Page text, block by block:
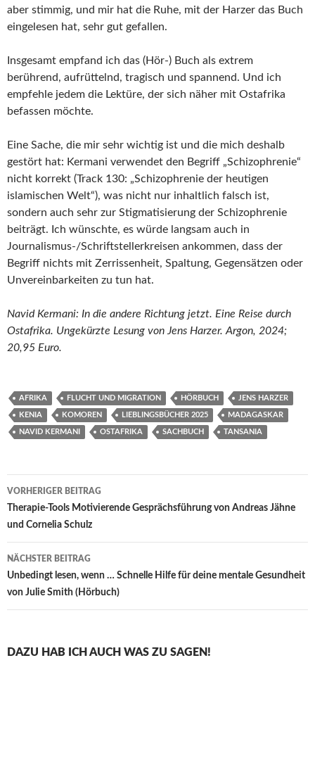
aber stimmig, und mir hat die Ruhe, mit der Harzer das Buch
eingelesen hat, sehr gut gefallen.
Insgesamt empfand ich das (Hör-) Buch als extrem
berührend, aufrüttelnd, tragisch und spannend. Und ich
empfehle jedem die Lektüre, der sich näher mit Ostafrika
befassen möchte.
Eine Sache, die mir sehr wichtig ist und die mich deshalb
gestört hat: Kermani verwendet den Begriff „Schizophrenie“
nicht korrekt (Track 130: „Schizophrenie der heutigen
islamischen Welt“), was nicht nur inhaltlich falsch ist,
sondern auch sehr zur Stigmatisierung der Schizophrenie
beiträgt. Ich wünschte, es würde langsam auch in
Journalismus-/Schriftstellerkreisen ankommen, dass der
Begriff nichts mit Zerrissenheit, Spaltung, Gegensätzen oder
Unvereinbarkeiten zu tun hat.
Navid Kermani: In die andere Richtung jetzt. Eine Reise durch
Ostafrika. Ungekürzte Lesung von Jens Harzer. Argon, 2024;
20,95 Euro.
AFRIKA FLUCHT UND MIGRATION HÖRBUCH JENS HARZER
KENIA KOMOREN LIEBLINGSBÜCHER 2025 MADAGASKAR
NAVID KERMANI OSTAFRIKA SACHBUCH TANSANIA
Beitragsnavigation
VORHERIGER BEITRAG
Therapie-Tools Motivierende Gesprächsführung von Andreas Jähne
und Cornelia Schulz
NÄCHSTER BEITRAG
Unbedingt lesen, wenn … Schnelle Hilfe für deine mentale Gesundheit
von Julie Smith (Hörbuch)
DAZU HAB ICH AUCH WAS ZU SAGEN!